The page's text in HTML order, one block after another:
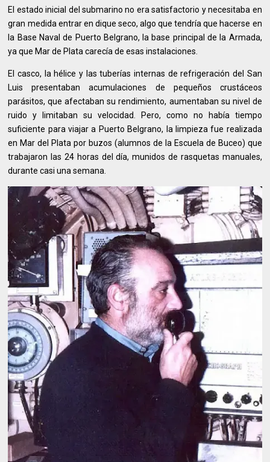
El estado inicial del submarino no era satisfactorio y necesitaba en
gran medida entrar en dique seco, algo que tendría que hacerse en
la Base Naval de Puerto Belgrano, la base principal de la Armada,
ya que Mar de Plata carecía de esas instalaciones.
El casco, la hélice y las tuberías internas de refrigeración del San
Luis presentaban acumulaciones de pequeños crustáceos
parásitos, que afectaban su rendimiento, aumentaban su nivel de
ruido y limitaban su velocidad. Pero, como no había tiempo
suficiente para viajar a Puerto Belgrano, la limpieza fue realizada
en Mar del Plata por buzos (alumnos de la Escuela de Buceo) que
trabajaron las 24 horas del día, munidos de rasquetas manuales,
durante casi una semana.